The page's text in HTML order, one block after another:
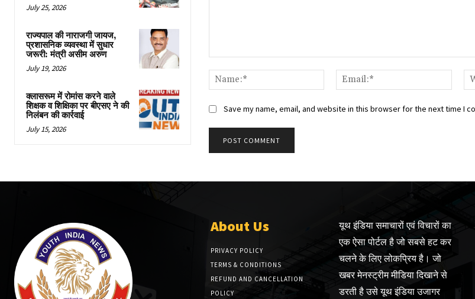
July 25, 2026
राज्यपाल की नाराजगी जायज,
प्रशासनिक व्यवस्था में सुधार
जरूरी: मंत्री असीम अरुण
July 19, 2026
क्लासरूम में रोमांस करने वाले
शिक्षक व शिक्षिका पर बीएसए ने की
निलंबन की कार्रवाई
July 15, 2026
Name:*
Save my name, email, and website in this browser for the next time I
About Us
PRIVACY POLICY
TERMS & CONDITIONS
REFUND AND CANCELLATION
POLICY
यूथ इंडिया समाचारों एवं विचारों का
एक ऐसा पोर्टल है जो सबसे हट कर
चलने के लिए लोकप्रिय है। जो
खबर मेनस्ट्रीम मीडिया दिखाने से
डरती है उसे यूथ इंडिया उजागर